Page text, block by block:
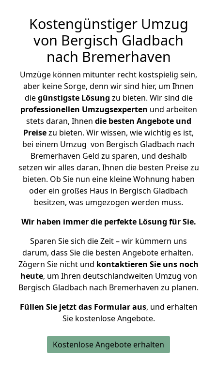
Kostengünstiger Umzug
von Bergisch Gladbach
nach Bremerhaven
Umzüge können mitunter recht kostspielig sein,
aber keine Sorge, denn wir sind hier, um Ihnen
diegünstigste Lösung zu bieten. Wir sind die
professionellen Umzugsexperten und arbeiten
stets daran, Ihnen die besten Angebote und
Preisezu bieten. Wir wissen, wie wichtig es ist,
bei einem Umzug von Bergisch Gladbach nach
Bremerhaven Geld zu sparen, und deshalb
setzen wir alles daran, Ihnen die besten Preise zu
bieten. Ob Sie nun eine kleine Wohnung haben
oder ein großes Haus in Bergisch Gladbach
besitzen, was umgezogen werden muss.
Wir haben immer die perfekte Lösung für Sie.
Sparen Sie sich die Zeit – wir kümmern uns
darum, dass Sie die besten Angebote erhalten.
Zögern Sie nicht und kontaktieren Sie uns noch
heute, um Ihren deutschlandweiten Umzug von
Bergisch Gladbach nach Bremerhaven zu planen.
Füllen Sie jetzt das Formular aus, und erhalten
Sie kostenlose Angebote.
Kostenlose Angebote erhalten